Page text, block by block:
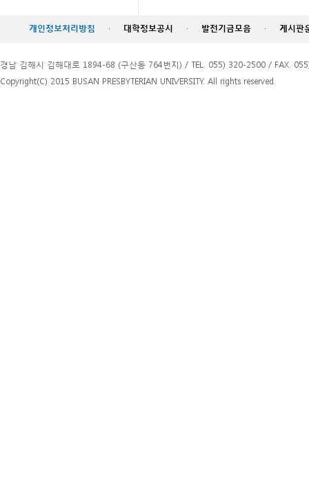
개인정보처리방침 · 대학정보공시 · 발전기금모음 · 게시판
경남 김해시 김해대로 1894-68 (구산동 764번지) / TEL. 055) 320-2500 / FAX.
Copyright(C) 2015 BUSAN PRESBYTERIAN UNIVERSITY. All rights reserved.